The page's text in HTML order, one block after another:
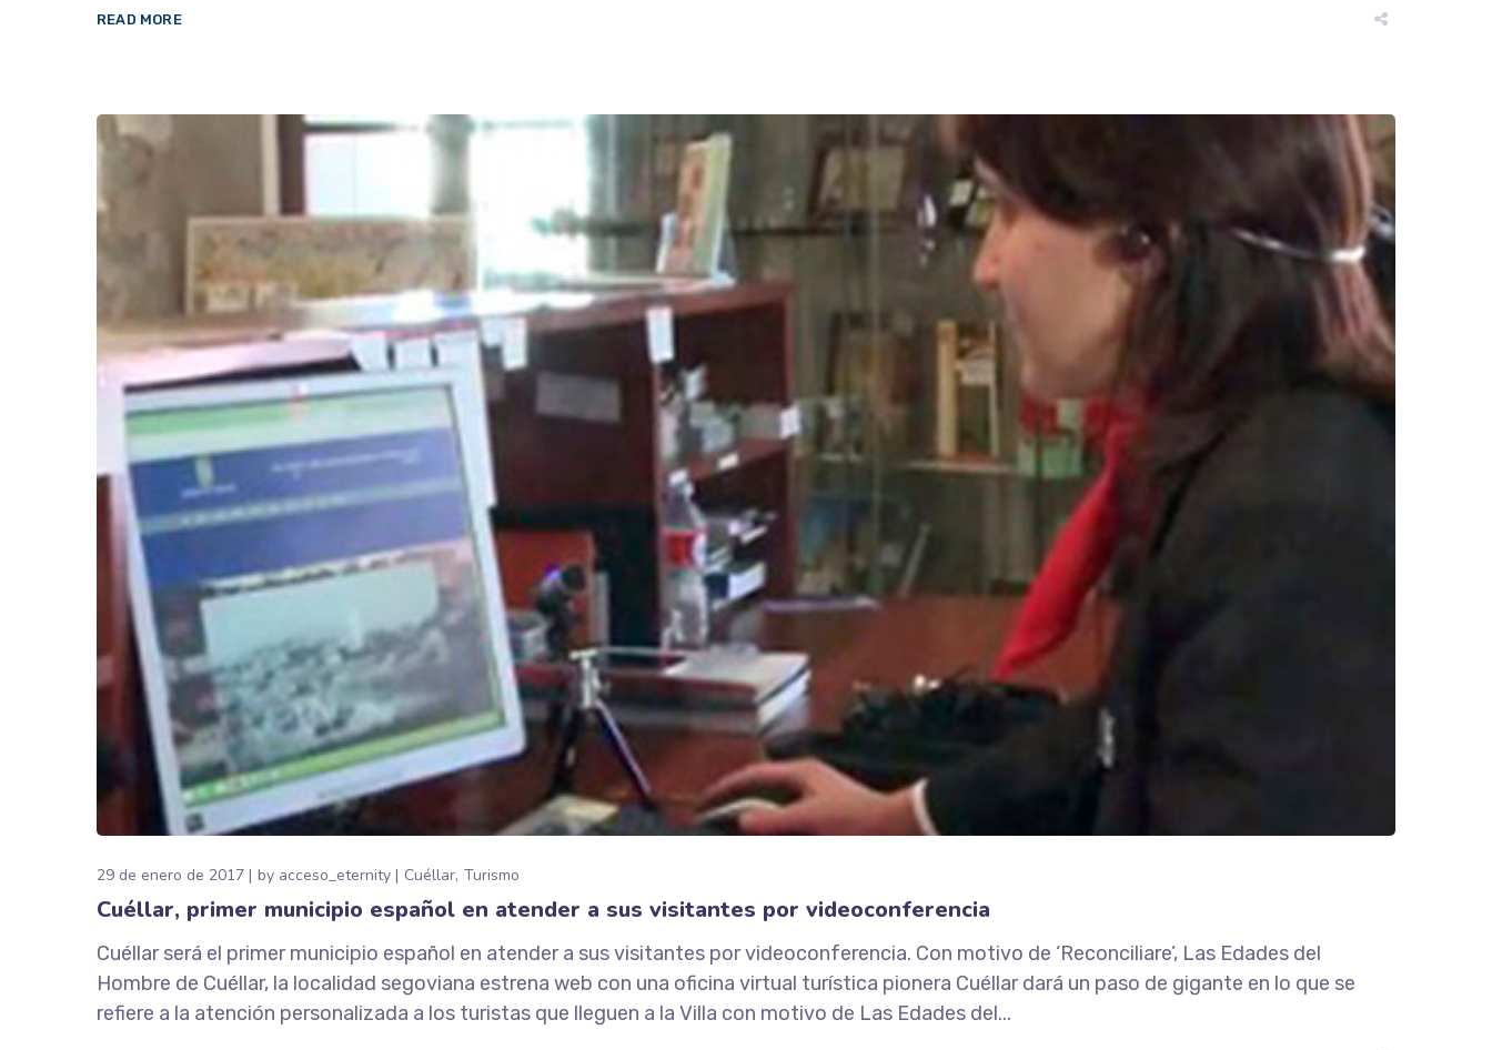
READ MORE
29 de enero de 2017 by acceso_eternity Cuéllar Turismo
Cuéllar, primer municipio español en atender a sus visitantes por videoconferencia
Cuéllar será el primer municipio español en atender a sus visitantes por videoconferencia. Con motivo de ‘Reconciliare’, Las Edades del
Hombre de Cuéllar, la localidad segoviana estrena web con una oficina virtual turística pionera Cuéllar dará un paso de gigante en lo que se
refiere a la atención personalizada a los turistas que lleguen a la Villa con motivo de Las Edades del...